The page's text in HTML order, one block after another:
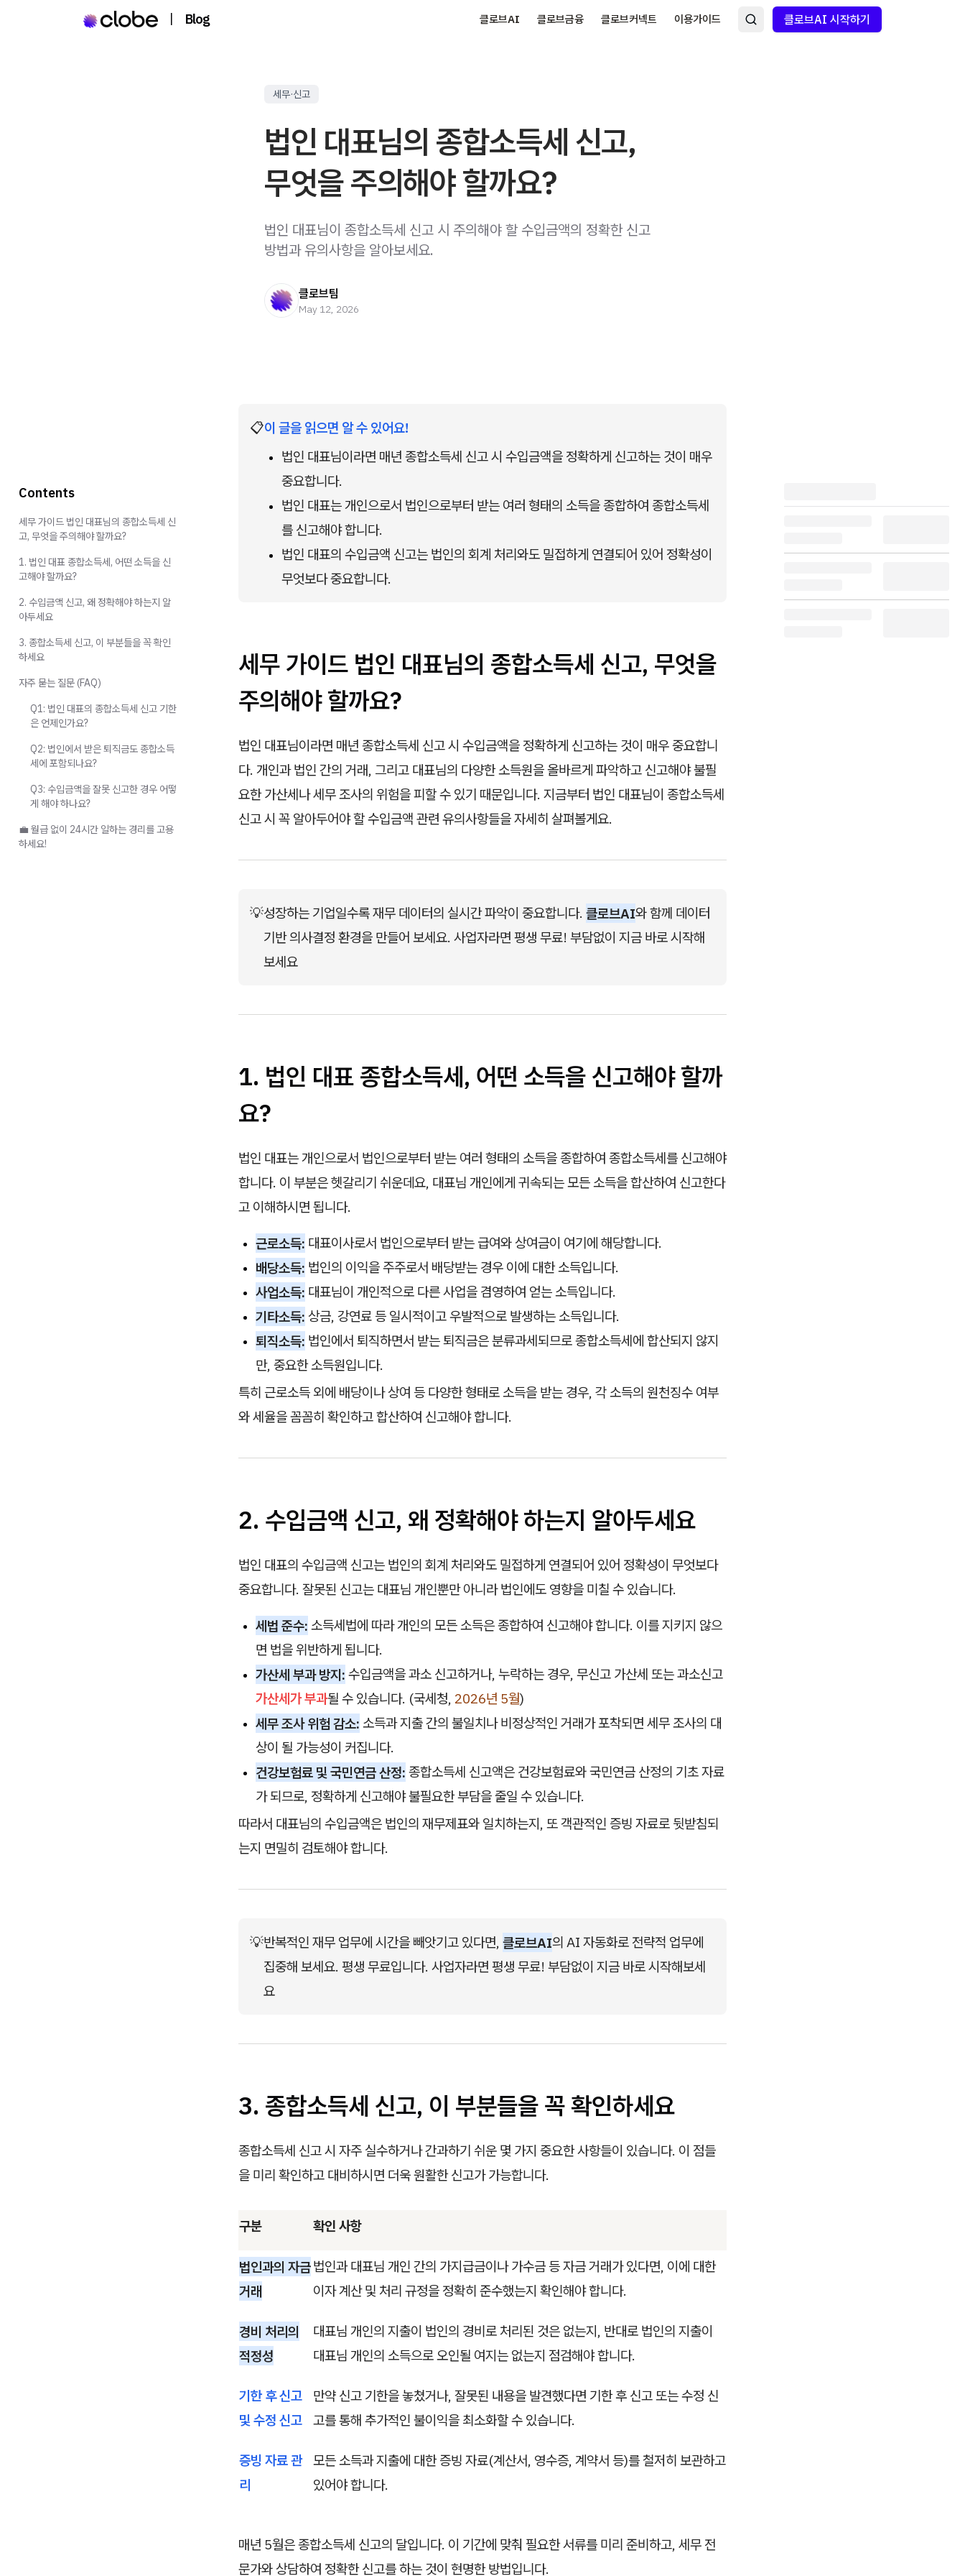
| Blog 클로브AI 클로브금융 클로브커넥트 이용가이드 클로브AI 시작하기
세무·신고
법인 대표님의 종합소득세 신고,
무엇을 주의해야 할까요?
법인 대표님이 종합소득세 신고 시 주의해야 할 수입금액의 정확한 신고
방법과 유의사항을 알아보세요.
클로브팀
May 12, 2026
📋이 글을 읽으면 알 수 있어요!
법인 대표님이라면 매년 종합소득세 신고 시 수입금액을 정확하게 신고하는 것이 매우
중요합니다.
법인 대표는 개인으로서 법인으로부터 받는 여러 형태의 소득을 종합하여 종합소득세
를 신고해야 합니다.
법인 대표의 수입금액 신고는 법인의 회계 처리와도 밀접하게 연결되어 있어 정확성이
무엇보다 중요합니다.
세무 가이드 법인 대표님의 종합소득세 신고, 무엇을
주의해야 할까요?
법인 대표님이라면 매년 종합소득세 신고 시 수입금액을 정확하게 신고하는 것이 매우 중요합니
다. 개인과 법인 간의 거래, 그리고 대표님의 다양한 소득원을 올바르게 파악하고 신고해야 불필
요한 가산세나 세무 조사의 위험을 피할 수 있기 때문입니다. 지금부터 법인 대표님이 종합소득세
신고 시 꼭 알아두어야 할 수입금액 관련 유의사항들을 자세히 살펴볼게요.
💡성장하는 기업일수록 재무 데이터의 실시간 파악이 중요합니다. 클로브AI와 함께 데이터
기반 의사결정 환경을 만들어 보세요. 사업자라면 평생 무료! 부담없이 지금 바로 시작해
보세요
1. 법인 대표 종합소득세, 어떤 소득을 신고해야 할까
요?
법인 대표는 개인으로서 법인으로부터 받는 여러 형태의 소득을 종합하여 종합소득세를 신고해야
합니다. 이 부분은 헷갈리기 쉬운데요, 대표님 개인에게 귀속되는 모든 소득을 합산하여 신고한다
고 이해하시면 됩니다.
근로소득: 대표이사로서 법인으로부터 받는 급여와 상여금이 여기에 해당합니다.
배당소득: 법인의 이익을 주주로서 배당받는 경우 이에 대한 소득입니다.
사업소득: 대표님이 개인적으로 다른 사업을 겸영하여 얻는 소득입니다.
기타소득: 상금, 강연료 등 일시적이고 우발적으로 발생하는 소득입니다.
퇴직소득: 법인에서 퇴직하면서 받는 퇴직금은 분류과세되므로 종합소득세에 합산되지 않지
만, 중요한 소득원입니다.
특히 근로소득 외에 배당이나 상여 등 다양한 형태로 소득을 받는 경우, 각 소득의 원천징수 여부
와 세율을 꼼꼼히 확인하고 합산하여 신고해야 합니다.
2. 수입금액 신고, 왜 정확해야 하는지 알아두세요
법인 대표의 수입금액 신고는 법인의 회계 처리와도 밀접하게 연결되어 있어 정확성이 무엇보다
중요합니다. 잘못된 신고는 대표님 개인뿐만 아니라 법인에도 영향을 미칠 수 있습니다.
세법 준수: 소득세법에 따라 개인의 모든 소득은 종합하여 신고해야 합니다. 이를 지키지 않으
면 법을 위반하게 됩니다.
가산세 부과 방지: 수입금액을 과소 신고하거나, 누락하는 경우, 무신고 가산세 또는 과소신고
가산세가 부과될 수 있습니다. (국세청, 2026년 5월)
세무 조사 위험 감소: 소득과 지출 간의 불일치나 비정상적인 거래가 포착되면 세무 조사의 대
상이 될 가능성이 커집니다.
건강보험료 및 국민연금 산정: 종합소득세 신고액은 건강보험료와 국민연금 산정의 기초 자료
가 되므로, 정확하게 신고해야 불필요한 부담을 줄일 수 있습니다.
따라서 대표님의 수입금액은 법인의 재무제표와 일치하는지, 또 객관적인 증빙 자료로 뒷받침되
는지 면밀히 검토해야 합니다.
💡반복적인 재무 업무에 시간을 빼앗기고 있다면, 클로브AI의 AI 자동화로 전략적 업무에
집중해 보세요. 평생 무료입니다. 사업자라면 평생 무료! 부담없이 지금 바로 시작해보세
요
3. 종합소득세 신고, 이 부분들을 꼭확인하세요
종합소득세 신고 시 자주 실수하거나 간과하기 쉬운 몇 가지 중요한 사항들이 있습니다. 이 점들
을 미리 확인하고 대비하시면 더욱 원활한 신고가 가능합니다.
구분 확인 사항
법인과의 자금
거래
법인과 대표님 개인 간의 가지급금이나 가수금 등 자금 거래가 있다면, 이에 대한
이자 계산 및 처리 규정을 정확히 준수했는지 확인해야 합니다.
경비 처리의
적정성
대표님 개인의 지출이 법인의 경비로 처리된 것은 없는지, 반대로 법인의 지출이
대표님 개인의 소득으로 오인될 여지는 없는지 점검해야 합니다.
기한 후 신고
및 수정 신고
만약 신고 기한을 놓쳤거나, 잘못된 내용을 발견했다면 기한 후 신고 또는 수정 신
고를 통해 추가적인 불이익을 최소화할 수 있습니다.
증빙 자료 관
리
모든 소득과 지출에 대한 증빙 자료(계산서, 영수증, 계약서 등)를 철저히 보관하고
있어야 합니다.
매년 5월은 종합소득세 신고의 달입니다. 이 기간에 맞춰 필요한 서류를 미리 준비하고, 세무 전
문가와 상담하여 정확한 신고를 하는 것이 현명한 방법입니다.
Contents
세무 가이드 법인 대표님의 종합소득세 신
고, 무엇을 주의해야 할까요?
1. 법인 대표 종합소득세, 어떤 소득을 신
고해야 할까요?
2. 수입금액 신고, 왜 정확해야 하는지 알
아두세요
3. 종합소득세 신고, 이 부분들을 꼭 확인
하세요
자주 묻는 질문 (FAQ)
Q1: 법인 대표의 종합소득세 신고 기한
은 언제인가요?
Q2: 법인에서 받은 퇴직금도 종합소득
세에 포함되나요?
Q3: 수입금액을 잘못 신고한 경우 어떻
게 해야 하나요?
💼 월급 없이 24시간 일하는 경리를 고용
하세요!